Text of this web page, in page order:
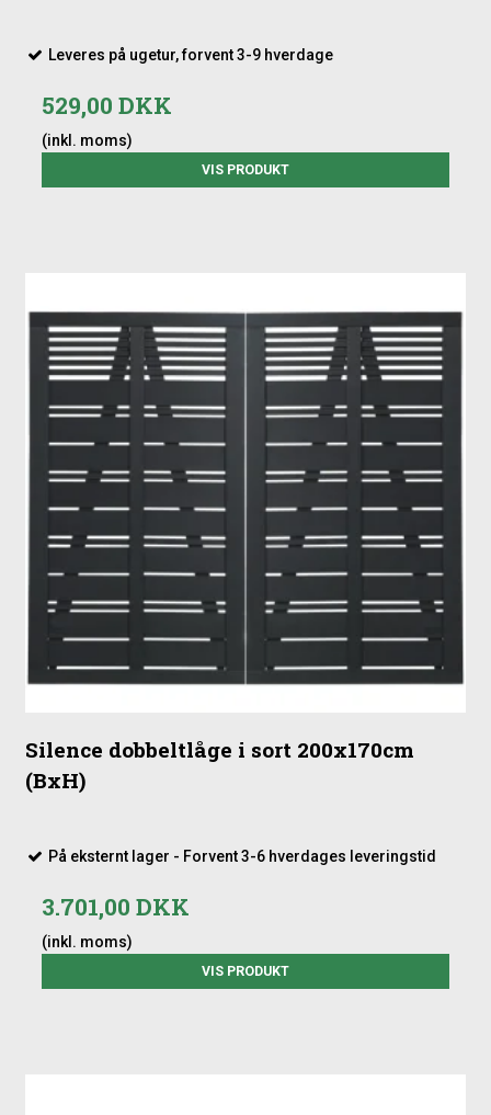
Leveres på ugetur, forvent 3-9 hverdage
529,00 DKK
(inkl. moms)
VIS PRODUKT
Silence dobbeltlåge i sort 200x170cm
(BxH)
På eksternt lager - Forvent 3-6 hverdages leveringstid
3.701,00 DKK
(inkl. moms)
VIS PRODUKT